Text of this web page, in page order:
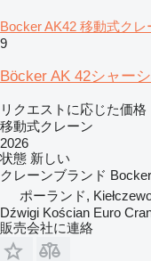
Bocker AK42 移動式クレ
9
Böcker AK 42シャー
リクエストに応じた価格
移動式クレーン
2026
状態 新しい
クレーンブランド Bocker
ポーランド,
Dźwigi Kościan Euro
販売会社に連絡